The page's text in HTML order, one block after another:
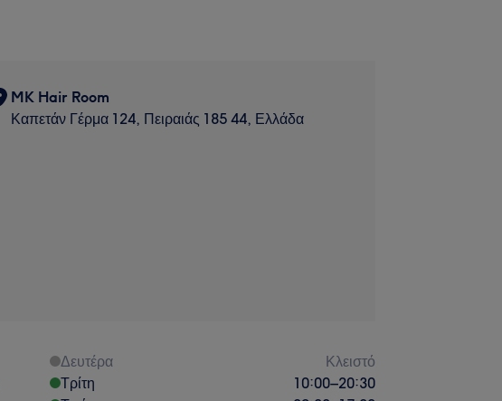
MK Hair Room
Καπετάν Γέρμα 124, Πειραιάς 185 44, Ελλάδα
Δευτέρα
Κλειστό
Τρίτη
10:00–20:30